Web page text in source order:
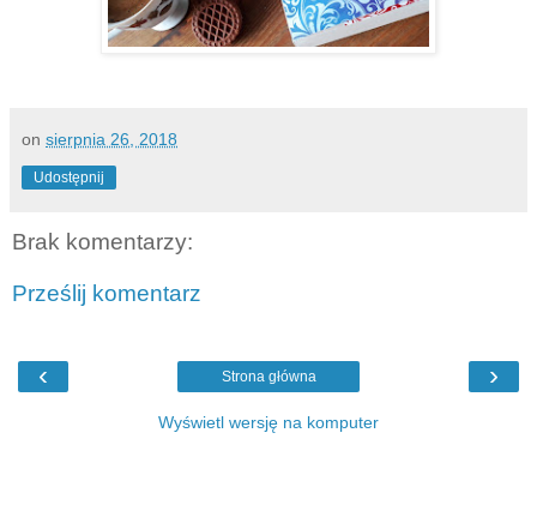
on sierpnia 26, 2018
Udostępnij
Brak komentarzy:
Prześlij komentarz
‹ ›
Strona główna
Wyświetl wersję na komputer